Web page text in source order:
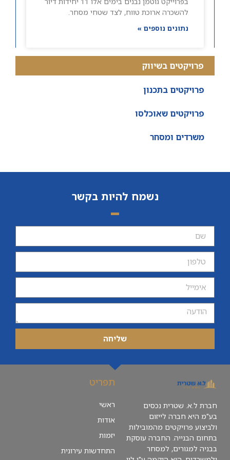
פרויקטים בשיווק
פרויקטים בתכנון
פרויקטים שאוכלסו
משרדים ומסחר
להשכרה ארוכת טווח, לצד שטחי מסחר.
נתונים נוספים »
נשמח להיות בקשר
שליחה
חברת ל.א. שטרית נכסים
בע"מ היא חברה לייזום
ולביצוע פרויקטים מהמובילות
בתחום הבנייה. החברה עוסקת
בבניה למגורים, למסחר
תפריט
ראשי
אודות
יזמות
התחדשות עירונית